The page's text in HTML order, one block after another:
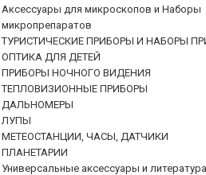
Аксессуары для микроскопов и Наборы
микропрепаратов
ТУРИСТИЧЕСКИЕ ПРИБОРЫ И НАБОРЫ
ОПТИКА ДЛЯ ДЕТЕЙ
ПРИБОРЫ НОЧНОГО ВИДЕНИЯ
ТЕПЛОВИЗИОННЫЕ ПРИБОРЫ
ДАЛЬНОМЕРЫ
ЛУПЫ
МЕТЕОСТАНЦИИ, ЧАСЫ, ДАТЧИКИ
ПЛАНЕТАРИИ
Универсальные аксессуары и литература